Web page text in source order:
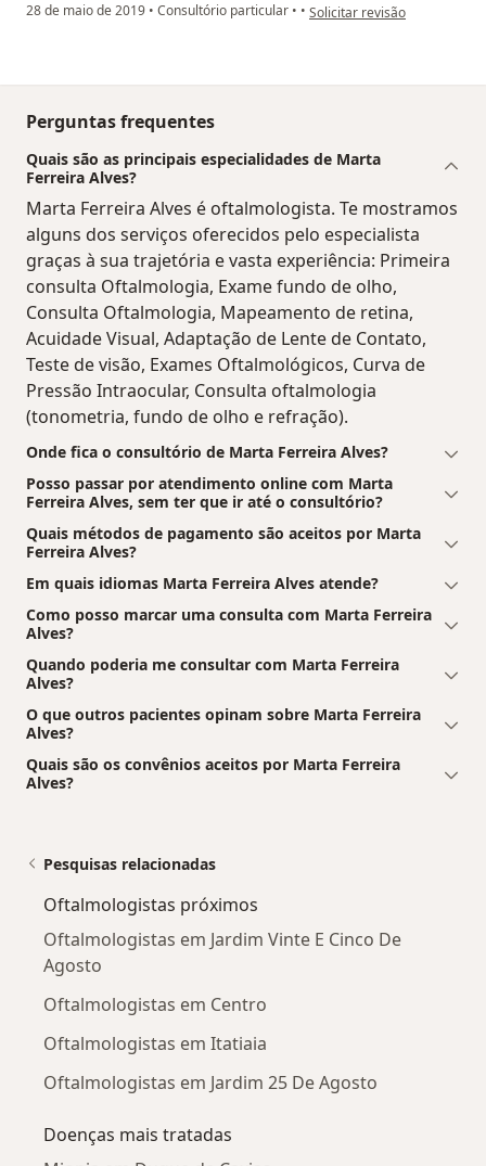
28 de maio de 2019 • Consultório particular • • na opinião do utilizador Sua
Solicitar revisão
Perguntas frequentes
Quais são as principais especialidades de Marta
Ferreira Alves?
Marta Ferreira Alves é oftalmologista. Te mostramos
alguns dos serviços oferecidos pelo especialista
graças à sua trajetória e vasta experiência: Primeira
consulta Oftalmologia, Exame fundo de olho,
Consulta Oftalmologia, Mapeamento de retina,
Acuidade Visual, Adaptação de Lente de Contato,
Teste de visão, Exames Oftalmológicos, Curva de
Pressão Intraocular, Consulta oftalmologia
(tonometria, fundo de olho e refração).
Onde fica o consultório de Marta Ferreira Alves?
Posso passar por atendimento online com Marta
Ferreira Alves, sem ter que ir até o consultório?
Quais métodos de pagamento são aceitos por Marta
Ferreira Alves?
Em quais idiomas Marta Ferreira Alves atende?
Como posso marcar uma consulta com Marta Ferreira
Alves?
Quando poderia me consultar com Marta Ferreira
Alves?
O que outros pacientes opinam sobre Marta Ferreira
Alves?
Quais são os convênios aceitos por Marta Ferreira
Alves?
Pesquisas relacionadas
Oftalmologistas próximos
Oftalmologistas em Jardim Vinte E Cinco De
Agosto
Oftalmologistas em Centro
Oftalmologistas em Itatiaia
Oftalmologistas em Jardim 25 De Agosto
Doenças mais tratadas